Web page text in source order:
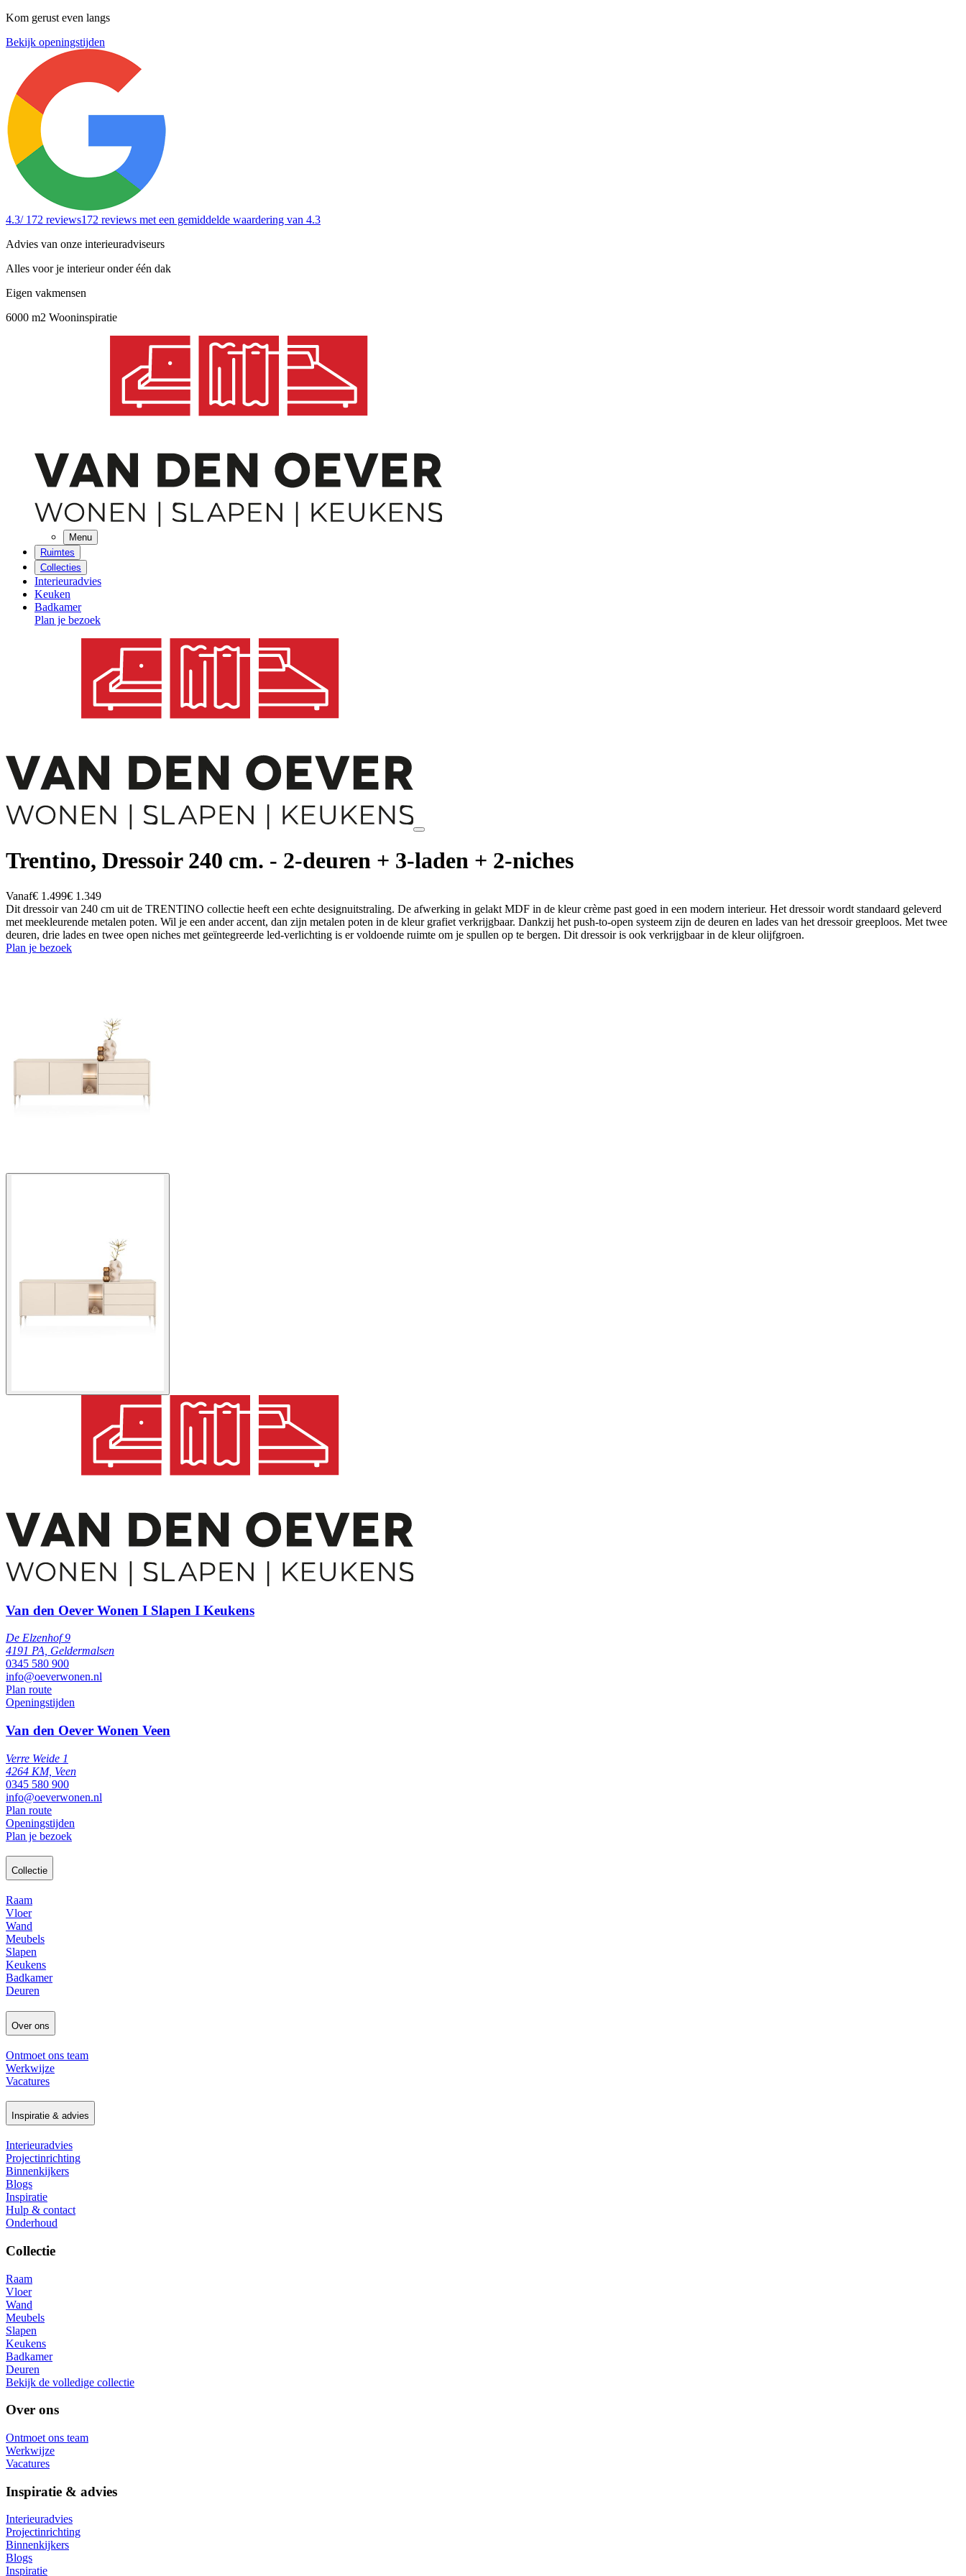
Kom gerust even langs
Bekijk openingstijden
4.3/ 172 reviews172 reviews met een gemiddelde waardering van 4.3
Advies van onze interieuradviseurs
Alles voor je interieur onder één dak
Eigen vakmensen
6000 m2 Wooninspiratie
Menu
Ruimtes
Collecties
Interieuradvies
Keuken
Badkamer
Plan je bezoek
Trentino, Dressoir 240 cm. - 2-deuren + 3-laden + 2-niches
Vanaf€ 1.499€ 1.349
Dit dressoir van 240 cm uit de TRENTINO collectie heeft een echte designuitstraling. De afwerking in gelakt MDF in de kleur crème past goed in een modern interieur. Het dressoir wordt standaard geleverd
met meekleurende metalen poten. Wil je een ander accent, dan zijn metalen poten in de kleur grafiet verkrijgbaar. Dankzij het push-to-open systeem zijn de deuren en lades van het dressoir greeploos. Met twee
deuren, drie lades en twee open niches met geïntegreerde led-verlichting is er voldoende ruimte om je spullen op te bergen. Dit dressoir is ook verkrijgbaar in de kleur olijfgroen.
Plan je bezoek
Van den Oever Wonen I Slapen I Keukens
De Elzenhof 9
4191 PA, Geldermalsen
0345 580 900
info@oeverwonen.nl
Plan route
Openingstijden
Van den Oever Wonen Veen
Verre Weide 1
4264 KM, Veen
0345 580 900
info@oeverwonen.nl
Plan route
Openingstijden
Plan je bezoek
Collectie
Raam
Vloer
Wand
Meubels
Slapen
Keukens
Badkamer
Deuren
Over ons
Ontmoet ons team
Werkwijze
Vacatures
Inspiratie & advies
Interieuradvies
Projectinrichting
Binnenkijkers
Blogs
Inspiratie
Hulp & contact
Onderhoud
Collectie
Raam
Vloer
Wand
Meubels
Slapen
Keukens
Badkamer
Deuren
Bekijk de volledige collectie
Over ons
Ontmoet ons team
Werkwijze
Vacatures
Inspiratie & advies
Interieuradvies
Projectinrichting
Binnenkijkers
Blogs
Inspiratie